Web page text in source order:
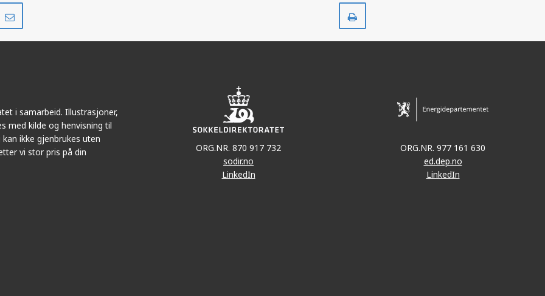
SLEIPNER ØST
i samarbeid. Illustrasjoner,
med kilde og henvisning til
ikke gjenbrukes uten
vi stor pris på din
ORG.NR. 870 917 732
sodir.no
LinkedIn
ORG.NR. 977 161 630
ed.dep.no
LinkedIn